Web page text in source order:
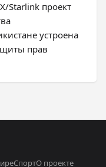
Starlink проект
устроена
прав
СпортО проекте